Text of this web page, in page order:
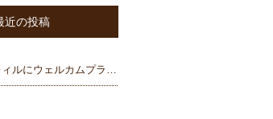
近の投稿
エクストレィルにウェルカムプラン フォーカル三重県から